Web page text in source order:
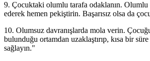
9. Çocuktaki olumlu tarafa odaklanın. Olumlu
ederek hemen pekiştirin. Başarısız olsa da
10. Olumsuz davranışlarda mola verin.
bulunduğu ortamdan uzaklaştırıp, kısa bir
sağlayın."